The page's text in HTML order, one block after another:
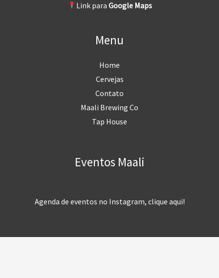
Link para Google Maps
Menu
Home
Cervejas
Contato
Maali Brewing Co
Tap House
Eventos Maali
Agenda de eventos no Instagram, clique aqui!